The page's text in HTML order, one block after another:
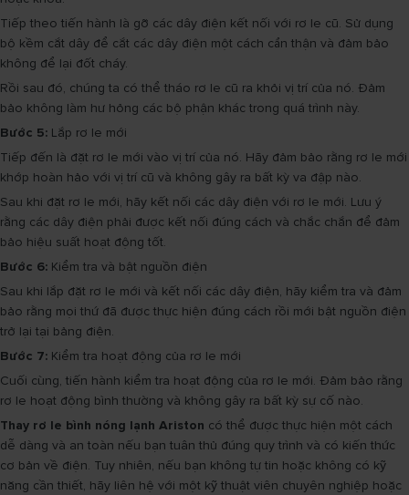
Tiếp theo tiến hành là gỡ các dây điện kết nối với rơ le cũ. Sử dụng
bộ kềm cắt dây để cắt các dây điện một cách cẩn thận và đảm bảo
không để lại đốt cháy.
Rồi sau đó, chúng ta có thể tháo rơ le cũ ra khỏi vị trí của nó. Đảm
bảo không làm hư hỏng các bộ phận khác trong quá trình này.
Bước 5: Lắp rơ le mới
Tiếp đến là đặt rơ le mới vào vị trí của nó. Hãy đảm bảo rằng rơ le mới
khớp hoàn hảo với vị trí cũ và không gây ra bất kỳ va đập nào.
Sau khi đặt rơ le mới, hãy kết nối các dây điện với rơ le mới. Lưu ý
rằng các dây điện phải được kết nối đúng cách và chắc chắn để đảm
bảo hiệu suất hoạt động tốt.
Bước 6: Kiểm tra và bật nguồn điện
Sau khi lắp đặt rơ le mới và kết nối các dây điện, hãy kiểm tra và đảm
bảo rằng mọi thứ đã được thực hiện đúng cách rồi mới bật nguồn điện
trở lại tại bảng điện.
Bước 7: Kiểm tra hoạt động của rơ le mới
Cuối cùng, tiến hành kiểm tra hoạt động của rơ le mới. Đảm bảo rằng
rơ le hoạt động bình thường và không gây ra bất kỳ sự cố nào.
Thay rơ le bình nóng lạnh Ariston có thể được thực hiện một cách
dễ dàng và an toàn nếu bạn tuân thủ đúng quy trình và có kiến thức
cơ bản về điện. Tuy nhiên, nếu bạn không tự tin hoặc không có kỹ
năng cần thiết, hãy liên hệ với một kỹ thuật viên chuyên nghiệp hoặc